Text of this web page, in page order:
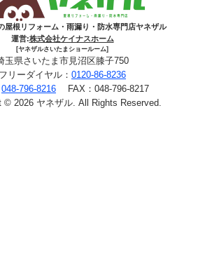
屋根リフォーム・雨漏り・防水専門店ヤネザル
運営:株式会社ケイナスホーム
[ヤネザルさいたまショールーム]
玉県さいたま市見沼区膝子750
フリーダイヤル： 0120-86-8236
048-796-8216 FAX：048-796-8217
© 2026 ヤネザル. All Rights Reserved.